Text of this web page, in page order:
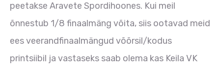
peetakse Aravete Spordihoones. Kui meil
õnnestub 1/8 finaalmäng võita, siis ootavad meid
ees veerandfinaalmängud võõrsil/kodus
printsiibil ja vastaseks saab olema kas Keila VK